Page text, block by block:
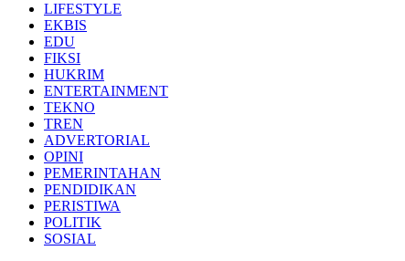
LIFESTYLE
EKBIS
EDU
FIKSI
HUKRIM
ENTERTAINMENT
TEKNO
TREN
ADVERTORIAL
OPINI
PEMERINTAHAN
PENDIDIKAN
PERISTIWA
POLITIK
SOSIAL